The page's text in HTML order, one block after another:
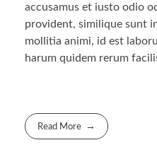
accusamus et iusto odio
provident, similique sunt
mollitia animi, id est
harum quidem rerum
Read More